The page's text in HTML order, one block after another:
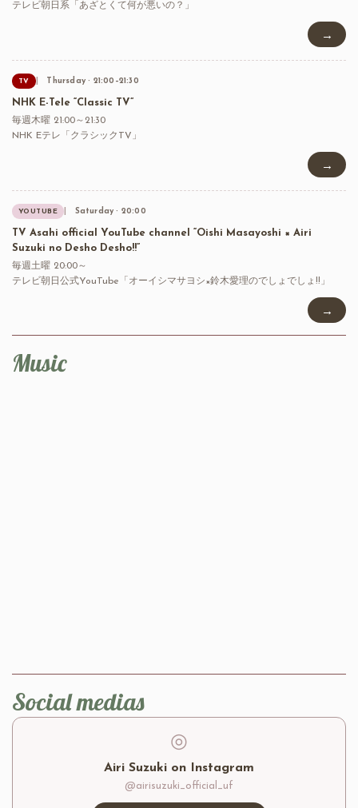
テレビ朝日系「あざとくて何が悪いの？」
→
TV Thursday · 21:00–21:30
NHK E-Tele “Classic TV”
毎週木曜 21:00～21:30
NHK Eテレ「クラシックTV」
→
YOUTUBE Saturday · 20:00
TV Asahi official YouTube channel “Oishi Masayoshi × Airi
Suzuki no Desho Desho!!”
毎週土曜 20:00～
テレビ朝日公式YouTube「オーイシマサヨシ×鈴木愛理のでしょでしょ!!」
→
Music
Social medias
◎
Airi Suzuki on Instagram
@airisuzuki_official_uf